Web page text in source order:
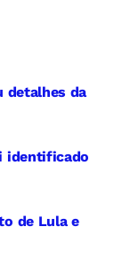
detalhes da
identificado
de Lula e